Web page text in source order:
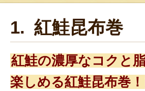
1. 紅鮭昆布巻
紅鮭の濃厚なコクと
楽しめる紅鮭昆布巻！